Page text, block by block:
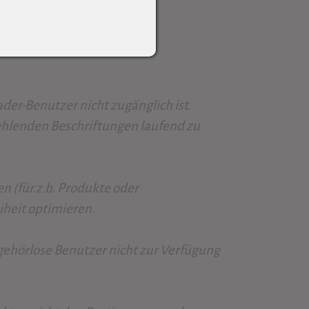
Benutzer nicht zugänglich ist.
Beschriftungen laufend zu
(für.z.b. Produkte oder
optimieren.
Benutzer nicht zur Verfügung